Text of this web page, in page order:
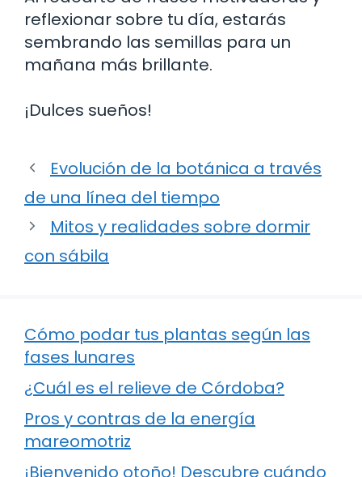
reflexionar sobre tu día, estarás
sembrando las semillas para un
mañana más brillante.
¡Dulces sueños!
Evolución de la botánica a través
de una línea del tiempo
Mitos y realidades sobre dormir
con sábila
Cómo podar tus plantas según las
fases lunares
¿Cuál es el relieve de Córdoba?
Pros y contras de la energía
mareomotriz
¡Bienvenido otoño! Descubre cuándo